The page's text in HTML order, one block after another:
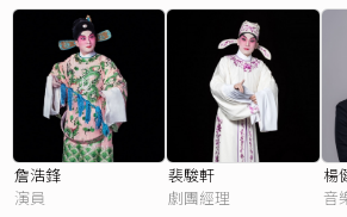
詹浩鋒
演員
裴駿軒
劇團經理
楊
音